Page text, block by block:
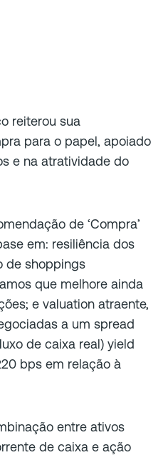
reiterou sua
para o papel, apoiado
e na atratividade do
de ‘Compra’
em: resiliência dos
de shoppings
que melhore ainda
e valuation atraente,
a um spread
de caixa real) yield
bps em relação à
entre ativos
de caixa e ação